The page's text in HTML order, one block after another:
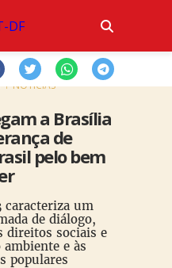
NOTÍCIAS
a Brasília
de
pelo bem
caracteriza um
de diálogo,
direitos sociais e
e às
populares